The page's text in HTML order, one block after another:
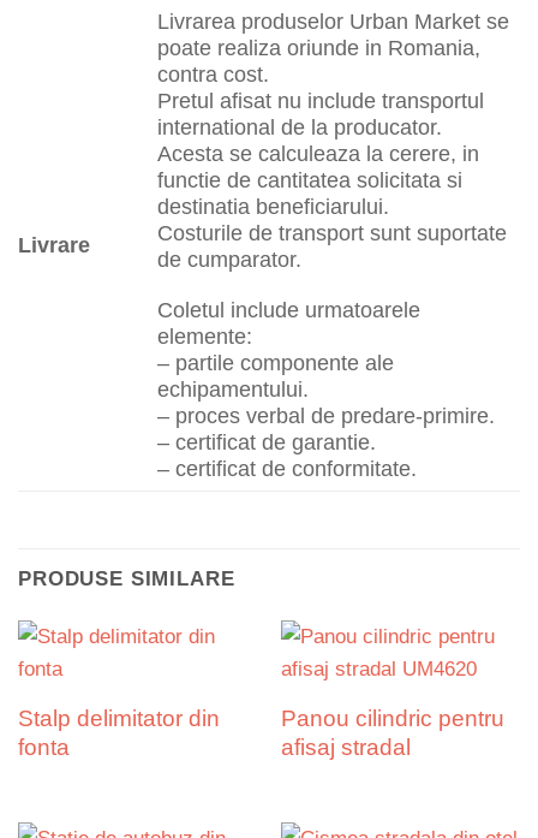
Livrare
Livrarea produselor Urban Market se
poate realiza oriunde in Romania,
contra cost.
Pretul afisat nu include transportul
international de la producator.
Acesta se calculeaza la cerere, in
functie de cantitatea solicitata si
destinatia beneficiarului.
Costurile de transport sunt suportate
de cumparator.
Coletul include urmatoarele
elemente:
– partile componente ale
echipamentului.
– proces verbal de predare-primire.
– certificat de garantie.
– certificat de conformitate.
PRODUSE SIMILARE
Stalp delimitator din
fonta
Panou cilindric pentru
afisaj stradal